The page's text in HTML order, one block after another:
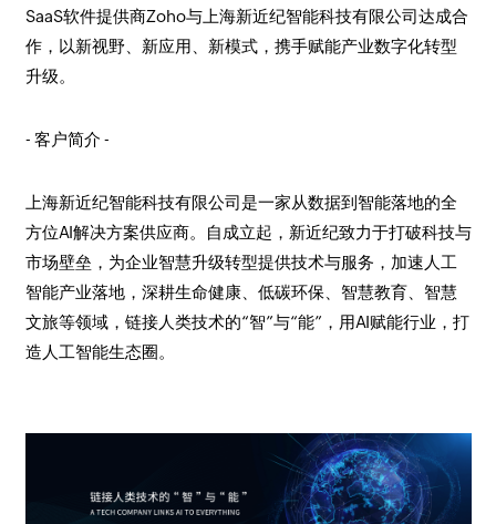
SaaS软件提供商Zoho与上海新近纪智能科技有限公司达成合
作，以新视野、新应用、新模式，携手赋能产业数字化转型
升级。
- 客户简介 -
上海新近纪智能科技有限公司是一家从数据到智能落地的全
方位AI解决方案供应商。自成立起，新近纪致力于打破科技与
市场壁垒，为企业智慧升级转型提供技术与服务，加速人工
智能产业落地，深耕生命健康、低碳环保、智慧教育、智慧
文旅等领域，链接人类技术的“智”与“能”，用AI赋能行业，打
造人工智能生态圈。